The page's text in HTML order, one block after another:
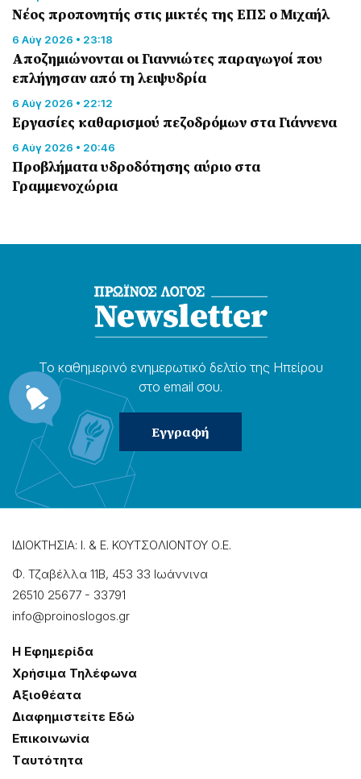
Νέος προπονητής στις μικτές της ΕΠΣ ο Μιχαήλ
6 Αύγ 2026 • 23:18
Αποζημιώνονται οι Γιαννιώτες παραγωγοί που
επλήγησαν από τη λειψυδρία
6 Αύγ 2026 • 22:12
Εργασίες καθαρισμού πεζοδρόμων στα Γιάννενα
6 Αύγ 2026 • 20:46
Προβλήματα υδροδότησης αύριο στα
Γραμμενοχώρια
Το καθημερɩνό ενημερωτɩκό δελτίο της Ηπείρου
στο email σου.
ΙΔΙΟΚΤΗΣΙΑ: Ι. & Ε. ΚΟΥΤΣΟΛΙΟΝΤΟΥ Ο.Ε.
Φ. Τζαβέλλα 11Β, 453 33 Ιωάννɩνα
26510 25677 - 33791
info@proinoslogos.gr
Η Εφημερίδα
Χρήσɩμα Τηλέφωνα
Αξɩοθέατα
Δɩαφημɩστείτε Εδώ
Επɩκοɩνωνία
Tαυτότητα